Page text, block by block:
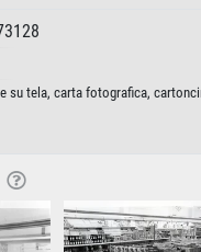
su tela, carta fotografica,